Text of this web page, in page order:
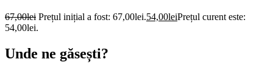
67,00lei Prețul inițial a fost: 67,00lei.54,00leiPrețul curent este:
54,00lei.
Unde ne găsești?